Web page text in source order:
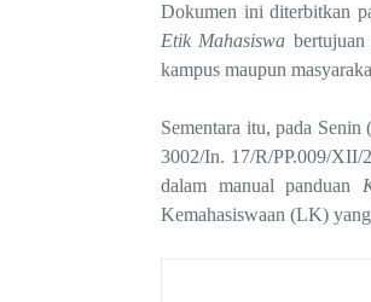
Dokumen ini diterbitkan
Etik Mahasiswa
kampus maupun
Sementara itu, pada Senin (
3002/In. 17/R/PP.009/XII/
dalam manual panduan
Kemahasiswaan (LK)